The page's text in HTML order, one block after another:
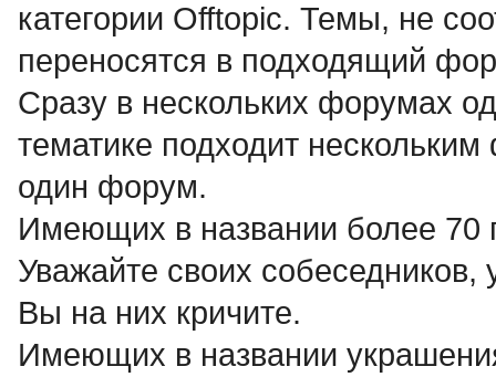
категории Offtopic. Темы, не
переносятся в подходящий
Сразу в нескольких форумах
тематике подходит
один форум.
Имеющих в названии более
Уважайте своих
Вы на них кричите.
Имеющих в названии